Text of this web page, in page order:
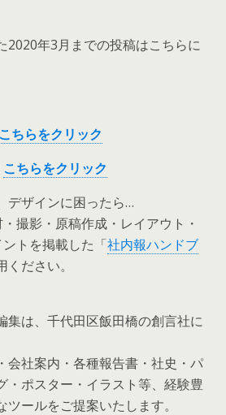
2020年3月までの投稿はこちらに
こちらをクリ ック
こちらをクリック
デザインに困ったら…
撮影・原稿作成・レイアウト・
トを掲載した「社内報ハンドブ
ください。
集は、千代田区飯田橋の創言社に
会社案内・各種報告書・社史・パ
・ポスター・イラスト等、経験豊
ールをご提案いたします。